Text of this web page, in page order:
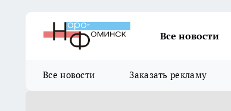
Все новости
Все новости Заказать рекламу